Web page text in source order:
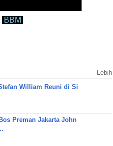
BBM
Lebih
William Reuni di Si
Preman Jakarta John